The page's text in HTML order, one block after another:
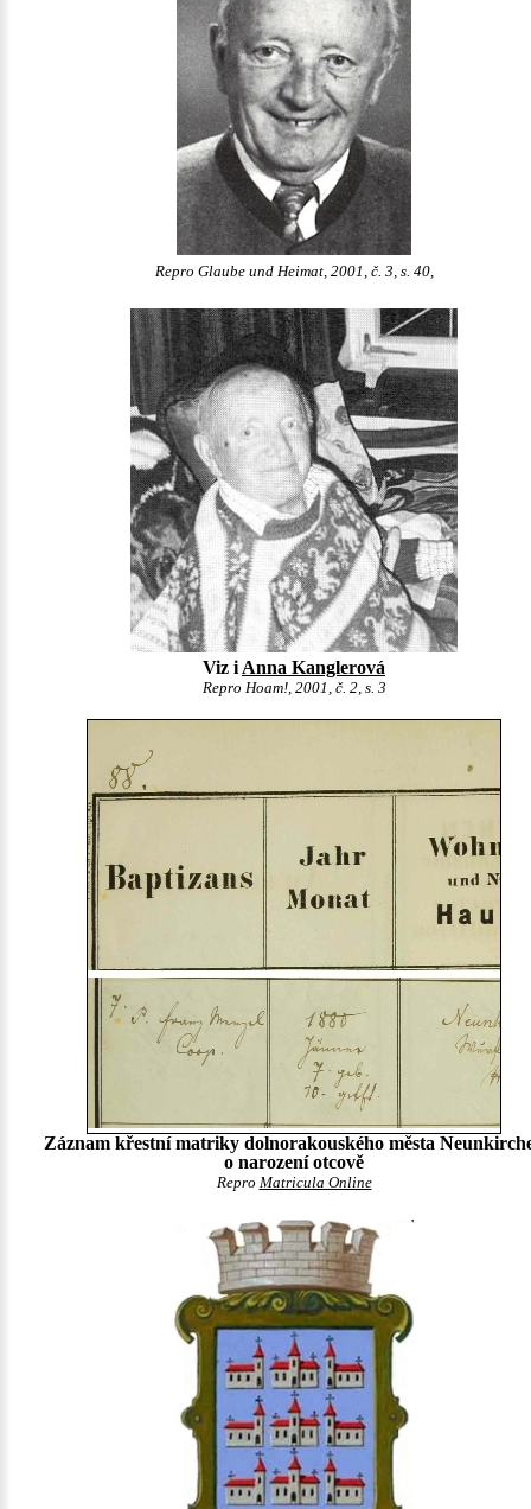
Repro Glaube und Heimat, 2001, č. 3, s. 40,
Viz i Anna Kanglerová
Repro Hoam!, 2001, č. 2, s. 3
Záznam křestní matriky dolnorakouského města
o narození otcově
Repro Matricula Online